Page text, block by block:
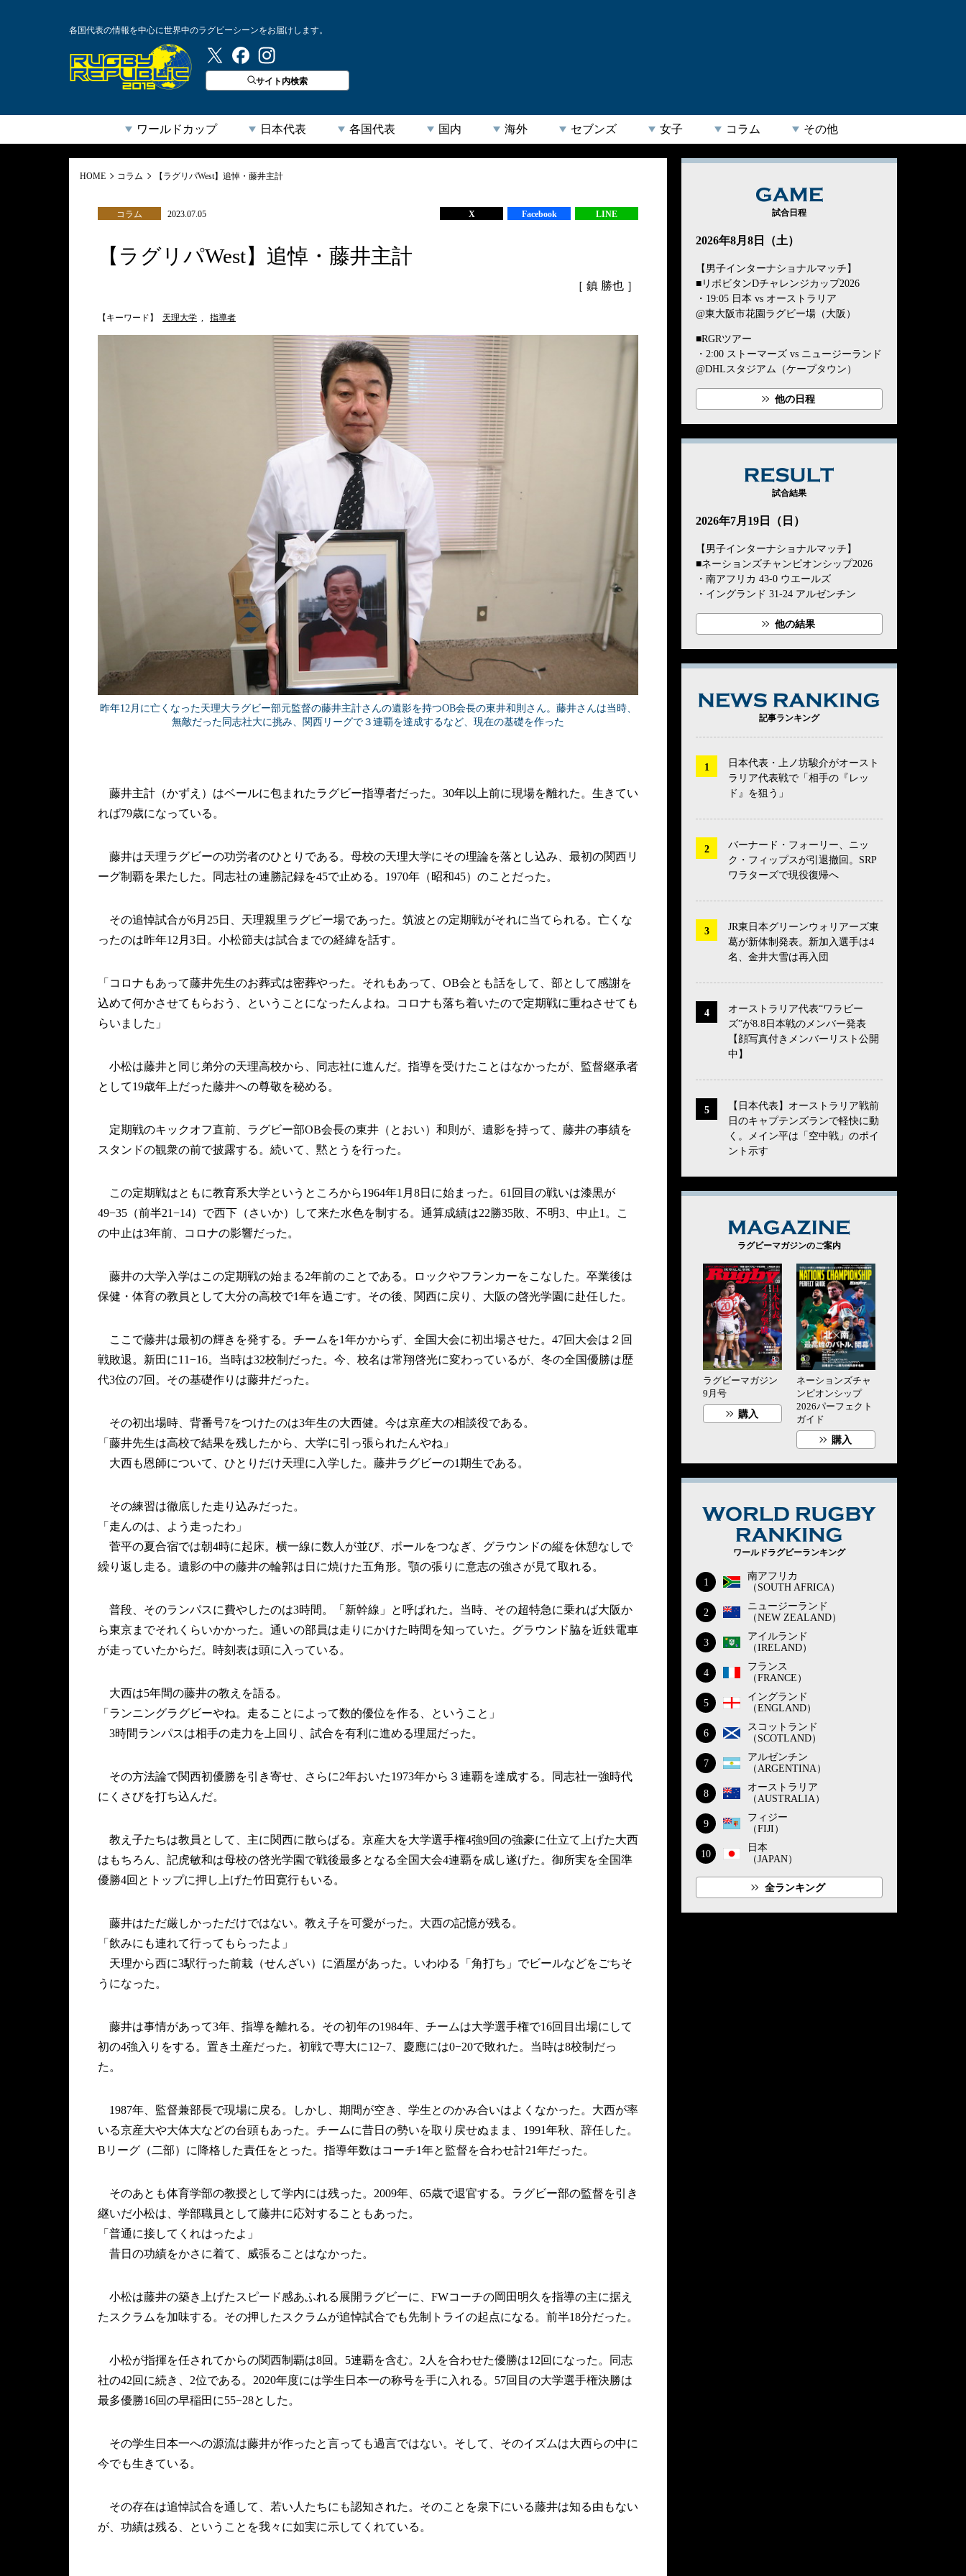
各国代表の情報を中心に世界中のラグビーシーンをお届けします。
ラグビーリパブリック
サイト内検索
ワールドカップ 日本代表 各国代表 国内 海外 セブンズ 女子 コラム その他
HOME コラム 【ラグリパWest】追悼・藤井主計
コラム 2023.07.05 X Facebook LINE
【ラグリパWest】追悼・藤井主計
［ 鎮 勝也 ］
【キーワード】 天理大学 , 指導者
昨年12月に亡くなった天理大ラグビー部元監督の藤井主計さんの遺影を持つOB会長の東井和則さん。藤井さんは当時、
無敵だった同志社大に挑み、関西リーグで３連覇を達成するなど、現在の基礎を作った
藤井主計（かずえ）はベールに包まれたラグビー指導者だった。30年以上前に現場を離れた。生きてい
れば79歳になっている。
藤井は天理ラグビーの功労者のひとりである。母校の天理大学にその理論を落とし込み、最初の関西リ
ーグ制覇を果たした。同志社の連勝記録を45で止める。1970年（昭和45）のことだった。
その追悼試合が6月25日、天理親里ラグビー場であった。筑波との定期戦がそれに当てられる。亡くな
ったのは昨年12月3日。小松節夫は試合までの経緯を話す。
「コロナもあって藤井先生のお葬式は密葬やった。それもあって、OB会とも話をして、部として感謝を
込めて何かさせてもらおう、ということになったんよね。コロナも落ち着いたので定期戦に重ねさせても
らいました」
小松は藤井と同じ弟分の天理高校から、同志社に進んだ。指導を受けたことはなかったが、監督継承者
として19歳年上だった藤井への尊敬を秘める。
定期戦のキックオフ直前、ラグビー部OB会長の東井（とおい）和則が、遺影を持って、藤井の事績を
スタンドの観衆の前で披露する。続いて、黙とうを行った。
この定期戦はともに教育系大学というところから1964年1月8日に始まった。61回目の戦いは漆黒が
49−35（前半21−14）で西下（さいか）して来た水色を制する。通算成績は22勝35敗、不明3、中止1。こ
の中止は3年前、コロナの影響だった。
藤井の大学入学はこの定期戦の始まる2年前のことである。ロックやフランカーをこなした。卒業後は
保健・体育の教員として大分の高校で1年を過ごす。その後、関西に戻り、大阪の啓光学園に赴任した。
ここで藤井は最初の輝きを発する。チームを1年かからず、全国大会に初出場させた。47回大会は２回
戦敗退。新田に11−16。当時は32校制だった。今、校名は常翔啓光に変わっているが、冬の全国優勝は歴
代3位の7回。その基礎作りは藤井だった。
その初出場時、背番号7をつけたのは3年生の大西健。今は京産大の相談役である。
「藤井先生は高校で結果を残したから、大学に引っ張られたんやね」
大西も恩師について、ひとりだけ天理に入学した。藤井ラグビーの1期生である。
その練習は徹底した走り込みだった。
「走んのは、よう走ったわ」
菅平の夏合宿では朝4時に起床。横一線に数人が並び、ボールをつなぎ、グラウンドの縦を休憩なしで
繰り返し走る。遺影の中の藤井の輪郭は日に焼けた五角形。顎の張りに意志の強さが見て取れる。
普段、そのランパスに費やしたのは3時間。「新幹線」と呼ばれた。当時、その超特急に乗れば大阪か
ら東京までそれくらいかかった。通いの部員は走りにかけた時間を知っていた。グラウンド脇を近鉄電車
が走っていたからだ。時刻表は頭に入っている。
大西は5年間の藤井の教えを語る。
「ランニングラグビーやね。走ることによって数的優位を作る、ということ」
3時間ランパスは相手の走力を上回り、試合を有利に進める理屈だった。
その方法論で関西初優勝を引き寄せ、さらに2年おいた1973年から３連覇を達成する。同志社一強時代
にくさびを打ち込んだ。
教え子たちは教員として、主に関西に散らばる。京産大を大学選手権4強9回の強豪に仕立て上げた大西
はもちろん、記虎敏和は母校の啓光学園で戦後最多となる全国大会4連覇を成し遂げた。御所実を全国準
優勝4回とトップに押し上げた竹田寛行もいる。
藤井はただ厳しかっただけではない。教え子を可愛がった。大西の記憶が残る。
「飲みにも連れて行ってもらったよ」
天理から西に3駅行った前栽（せんざい）に酒屋があった。いわゆる「角打ち」でビールなどをごちそ
うになった。
藤井は事情があって3年、指導を離れる。その初年の1984年、チームは大学選手権で16回目出場にして
初の4強入りをする。置き土産だった。初戦で専大に12−7、慶應には0−20で敗れた。当時は8校制だっ
た。
1987年、監督兼部長で現場に戻る。しかし、期間が空き、学生とのかみ合いはよくなかった。大西が率
いる京産大や大体大などの台頭もあった。チームに昔日の勢いを取り戻せぬまま、1991年秋、辞任した。
Bリーグ（二部）に降格した責任をとった。指導年数はコーチ1年と監督を合わせ計21年だった。
そのあとも体育学部の教授として学内には残った。2009年、65歳で退官する。ラグビー部の監督を引き
継いだ小松は、学部職員として藤井に応対することもあった。
「普通に接してくれはったよ」
昔日の功績をかさに着て、威張ることはなかった。
小松は藤井の築き上げたスピード感あふれる展開ラグビーに、FWコーチの岡田明久を指導の主に据え
たスクラムを加味する。その押したスクラムが追悼試合でも先制トライの起点になる。前半18分だった。
小松が指揮を任されてからの関西制覇は8回。5連覇を含む。2人を合わせた優勝は12回になった。同志
社の42回に続き、2位である。2020年度には学生日本一の称号を手に入れる。57回目の大学選手権決勝は
最多優勝16回の早稲田に55−28とした。
その学生日本一への源流は藤井が作ったと言っても過言ではない。そして、そのイズムは大西らの中に
今でも生きている。
その存在は追悼試合を通して、若い人たちにも認知された。そのことを泉下にいる藤井は知る由もない
が、功績は残る、ということを我々に如実に示してくれている。
GAME
試合日程
2026年8月8日（土）
【男子インターナショナルマッチ】
■リポビタンDチャレンジカップ2026
・19:05 日本 vs オーストラリア
@東大阪市花園ラグビー場（大阪）
■RGRツアー
・2:00 ストーマーズ vs ニュージーランド
@DHLスタジアム（ケープタウン）
他の日程
試合結果
2026年7月19日（日）
【男子インターナショナルマッチ】
■ネーションズチャンピオンシップ2026
・南アフリカ 43-0 ウエールズ
・イングランド 31-24 アルゼンチン
他の結果
記事ランキング
日本代表・上ノ坊駿介がオースト
ラリア代表戦で「相手の『レッ
ド』を狙う」
バーナード・フォーリー、ニッ
ク・フィップスが引退撤回。SRP
ワラターズで現役復帰へ
JR東日本グリーンウォリアーズ東
葛が新体制発表。新加入選手は4
名、金井大雪は再入団
オーストラリア代表“ワラビー
ズ”が8.8日本戦のメンバー発表
【顔写真付きメンバーリスト公開
中】
【日本代表】オーストラリア戦前
日のキャプテンズランで軽快に動
く。メイン平は「空中戦」のポイ
ント示す
ラグビーマガジンのご案内
ラグビーマガジン
9月号
購入
ネーションズチャ
ンピオンシップ
2026パーフェクト
ガイド
購入
ワールドラグビーランキング
1
南アフリカ
（SOUTH AFRICA）
2
ニュージーランド
（NEW ZEALAND）
3
アイルランド
（IRELAND）
4
フランス
（FRANCE）
5
イングランド
（ENGLAND）
6
スコットランド
（SCOTLAND）
7
アルゼンチン
（ARGENTINA）
8
オーストラリア
（AUSTRALIA）
9
フィジー
（FIJI）
10
日本
（JAPAN）
全ランキング